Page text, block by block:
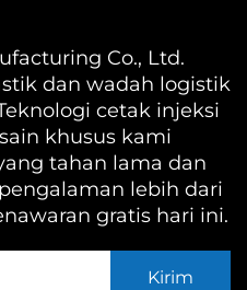
Co., Ltd.
dan wadah logistik
cetak injeksi
khusus kami
tahan lama dan
lebih dari
gratis hari ini.